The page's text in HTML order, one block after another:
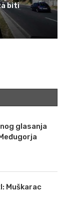
biti
glasanja
Muškarac